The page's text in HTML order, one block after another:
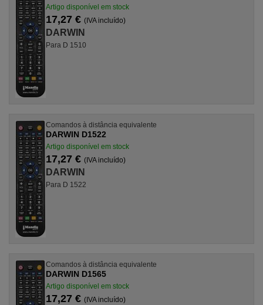
Artigo disponível em stock
17,27 € (IVA incluído)
DARWIN
Para D 1510
Comandos à distância equivalente
DARWIN D1522
Artigo disponível em stock
17,27 € (IVA incluído)
DARWIN
Para D 1522
Comandos à distância equivalente
DARWIN D1565
Artigo disponível em stock
17,27 € (IVA incluído)